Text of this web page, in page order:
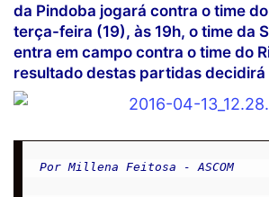
da Pindoba jogará contra o time
terça-feira (19), às 19h, o time da
entra em campo contra o time do
resultado destas partidas decidirá
Por Millena Feitosa - ASCOM